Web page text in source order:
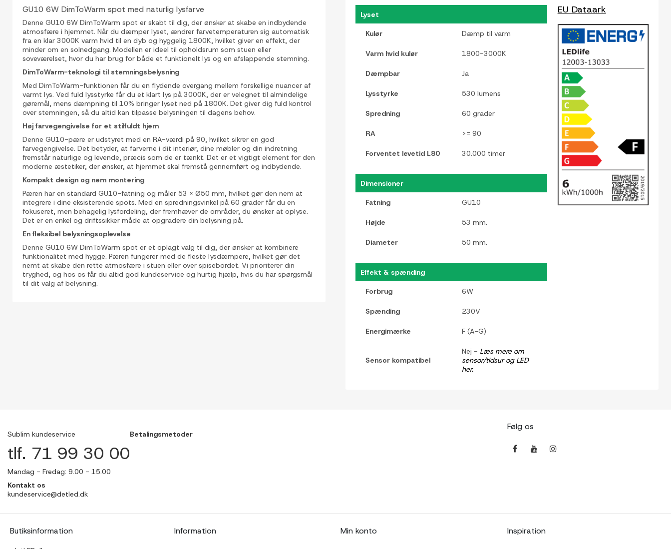
GU10 6W DimToWarm spot med naturlig lysfarve
Denne GU10 6W DimToWarm spot er skabt til dig, der ønsker at skabe en indbydende
atmosfære i hjemmet. Når du dæmper lyset, ændrer farvetemperaturen sig automatisk
fra en klar 3000K varm hvid til en dyb og hyggelig 1800K, hvilket giver en effekt, der
minder om en solnedgang. Modellen er ideel til opholdsrum som stuen eller
soveværelset, hvor du har brug for både et funktionelt lys og en afslappende stemning.
DimToWarm-teknologi til stemningsbelysning
Med DimToWarm-funktionen får du en flydende overgang mellem forskellige nuancer af
varmt lys. Ved fuld lysstyrke får du et klart lys på 3000K, der er velegnet til almindelige
gøremål, mens dæmpning til 10% bringer lyset ned på 1800K. Det giver dig fuld kontrol
over stemningen, så du altid kan tilpasse belysningen til dagens behov.
Høj farvegengivelse for et stilfuldt hjem
Denne GU10-pære er udstyret med en RA-værdi på 90, hvilket sikrer en god
farvegengivelse. Det betyder, at farverne i dit interiør, dine møbler og din indretning
fremstår naturlige og levende, præcis som de er tænkt. Det er et vigtigt element for den
moderne æstetiker, der ønsker, at hjemmet skal fremstå gennemført og indbydende.
Kompakt design og nem montering
Pæren har en standard GU10-fatning og måler 53 x Ø50 mm, hvilket gør den nem at
integrere i dine eksisterende spots. Med en spredningsvinkel på 60 grader får du en
fokuseret, men behagelig lysfordeling, der fremhæver de områder, du ønsker at oplyse.
Det er en enkel og driftssikker måde at opgradere din belysning på.
En fleksibel belysningsoplevelse
Denne GU10 6W DimToWarm spot er et oplagt valg til dig, der ønsker at kombinere
funktionalitet med hygge. Pæren fungerer med de fleste lysdæmpere, hvilket gør det
nemt at skabe den rette atmosfære i stuen eller over spisebordet. Vi prioriterer din
tryghed, og hos os får du altid god kundeservice og hurtig hjælp, hvis du har spørgsmål
til dit valg af belysning.
Lyset
Kulør Dæmp til varm
Varm hvid kulør 1800-3000K
Dæmpbar Ja
Lysstyrke 530 lumens
Spredning 60 grader
RA >= 90
Forventet levetid L80 30.000 timer
Dimensioner
Fatning GU10
Højde 53 mm.
Diameter 50 mm.
Effekt & spænding
Forbrug 6W
Spænding 230V
Energimærke F (A-G)
Sensor kompatibel
Nej - Læs mere om
sensor/tidsur og LED
her.
EU Dataark
Sublim kundeservice
tlf. 71 99 30 00
Mandag - Fredag: 9.00 - 15.00
Kontakt os
kundeservice@detled.dk
Betalingsmetoder
Følg os
Butiksinformation Information Min konto Inspiration